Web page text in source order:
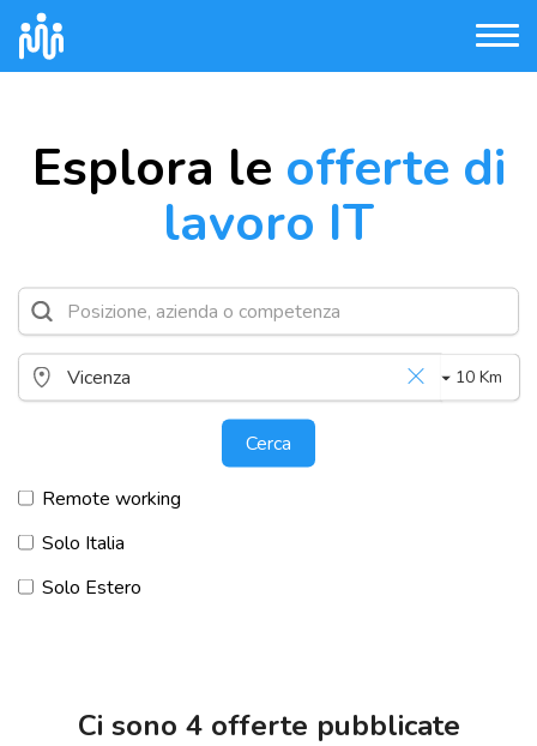
Esplora le offerte di
lavoro IT
10 Km
Cerca
Remote working
Solo Italia
Solo Estero
Ci sono 4offerte pubblicate